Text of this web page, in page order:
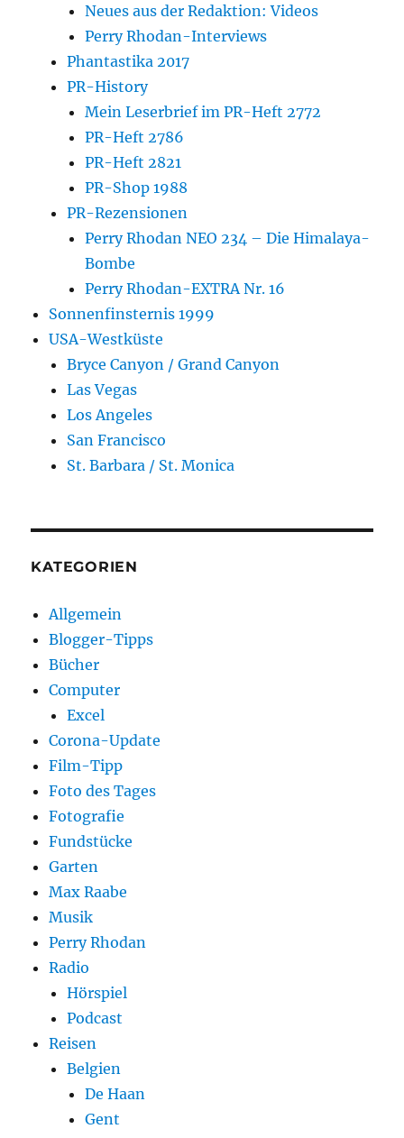
Neues aus der Redaktion: Videos
Perry Rhodan-Interviews
Phantastika 2017
PR-History
Mein Leserbrief im PR-Heft 2772
PR-Heft 2786
PR-Heft 2821
PR-Shop 1988
PR-Rezensionen
Perry Rhodan NEO 234 – Die Himalaya-
Bombe
Perry Rhodan-EXTRA Nr. 16
Sonnenfinsternis 1999
USA-Westküste
Bryce Canyon / Grand Canyon
Las Vegas
Los Angeles
San Francisco
St. Barbara / St. Monica
KATEGORIEN
Allgemein
Blogger-Tipps
Bücher
Computer
Excel
Corona-Update
Film-Tipp
Foto des Tages
Fotografie
Fundstücke
Garten
Max Raabe
Musik
Perry Rhodan
Radio
Hörspiel
Podcast
Reisen
Belgien
De Haan
Gent